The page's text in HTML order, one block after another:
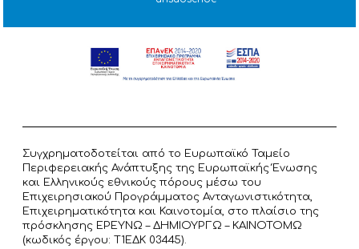
Συγχρηματοδοτείται από το Ευρωπαϊκό Ταμείο
Περιφερειακής Ανάπτυξης της Ευρωπαϊκής Ένωσης
και Ελληνικούς εθνικούς πόρους μέσω του
Επιχειρησιακού Προγράμματος Ανταγωνιστικότητα,
Επιχειρηματικότητα και Καινοτομία, στο πλαίσιο της
πρόσκλησης ΕΡΕΥΝΩ – ΔΗΜΙΟΥΡΓΩ – ΚΑΙΝΟΤΟΜΩ
(κωδικός έργου: T1ΕΔΚ 03445).